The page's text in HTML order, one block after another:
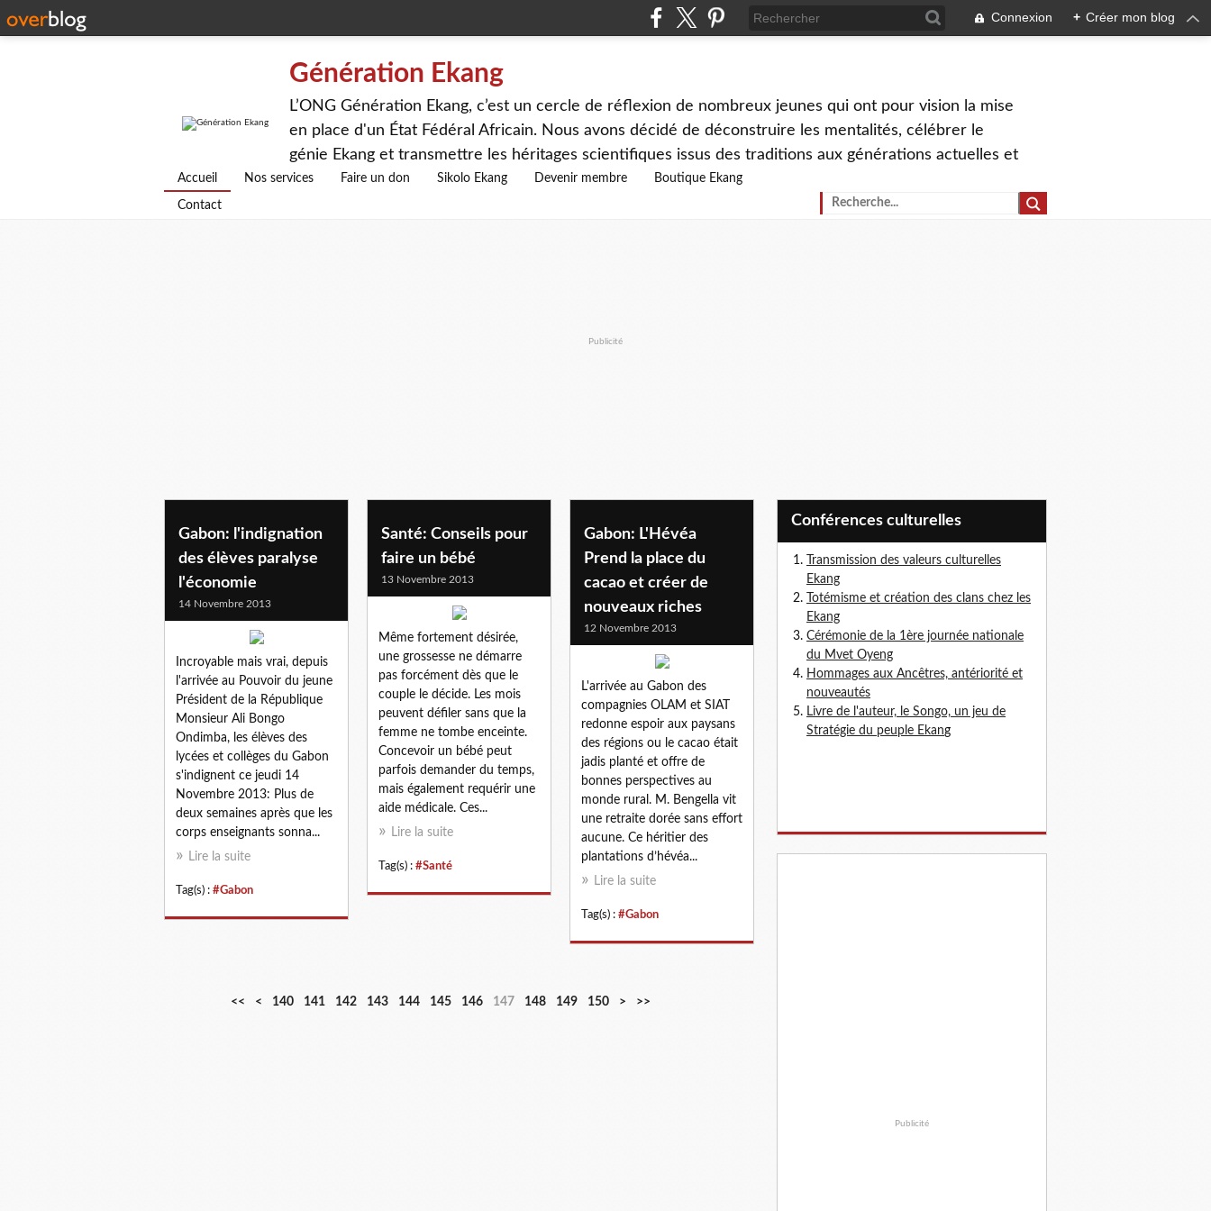
Connexion + Créer mon blog
Génération Ekang
L’ONG Génération Ekang, c’est un cercle de réflexion de nombreux jeunes qui ont pour vision la mise
en place d'un État Fédéral Africain. Nous avons décidé de déconstruire les mentalités, célébrer le
génie Ekang et transmettre les héritages scientifiques issus des traditions aux générations actuelles et
avenirs.
Accueil Nos services Faire un don Sikolo Ekang Devenir membre Boutique Ekang
Contact
Publicité
Gabon: l'indignation
des élèves paralyse
l'économie
14 Novembre 2013
Incroyable mais vrai, depuis
l'arrivée au Pouvoir du jeune
Président de la République
Monsieur Ali Bongo
Ondimba, les élèves des
lycées et collèges du Gabon
s'indignent ce jeudi 14
Novembre 2013: Plus de
deux semaines après que les
corps enseignants sonna...
Lire la suite
Tag(s) : #Gabon
Santé: Conseils pour
faire un bébé
13 Novembre 2013
Même fortement désirée,
une grossesse ne démarre
pas forcément dès que le
couple le décide. Les mois
peuvent défiler sans que la
femme ne tombe enceinte.
Concevoir un bébé peut
parfois demander du temps,
mais également requérir une
aide médicale. Ces...
Lire la suite
Tag(s) : #Santé
Gabon: L'Hévéa
Prend la place du
cacao et créer de
nouveaux riches
12 Novembre 2013
L'arrivée au Gabon des
compagnies OLAM et SIAT
redonne espoir aux paysans
des régions ou le cacao était
jadis planté et offre de
bonnes perspectives au
monde rural. M. Bengella vit
une retraite dorée sans effort
aucune. Ce héritier des
plantations d’hévéa...
Lire la suite
Tag(s) : #Gabon
<< <
1
1
1
1
140 141 142 143 144 145 146 147 148 149 150
1
1
1
1
2
> >>
Conférences culturelles
Transmission des valeurs culturelles
Ekang
Totémisme et création des clans chez les
Ekang
Cérémonie de la 1ère journée nationale
du Mvet Oyeng
Hommages aux Ancêtres, antériorité et
nouveautés
Livre de l'auteur, le Songo, un jeu de
Stratégie du peuple Ekang
Publicité